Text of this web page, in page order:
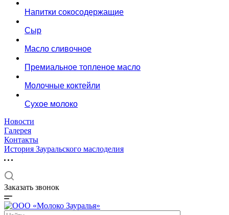
Напитки сокосодержащие
Сыр
Масло сливочное
Премиальное топленое масло
Молочные коктейли
Сухое молоко
Новости
Галерея
Контакты
История Зауральского маслоделия
Заказать звонок